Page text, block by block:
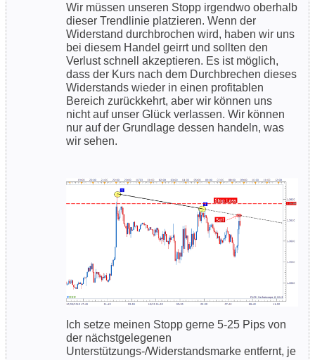
Wir müssen unseren Stopp irgendwo oberhalb
dieser Trendlinie platzieren. Wenn der
Widerstand durchbrochen wird, haben wir uns
bei diesem Handel geirrt und sollten den
Verlust schnell akzeptieren. Es ist möglich,
dass der Kurs nach dem Durchbrechen dieses
Widerstands wieder in einen profitablen
Bereich zurückkehrt, aber wir können uns
nicht auf unser Glück verlassen. Wir können
nur auf der Grundlage dessen handeln, was
wir sehen.
Ich setze meinen Stopp gerne 5-25 Pips von
der nächstgelegenen
Unterstützungs-/Widerstandsmarke entfernt, je